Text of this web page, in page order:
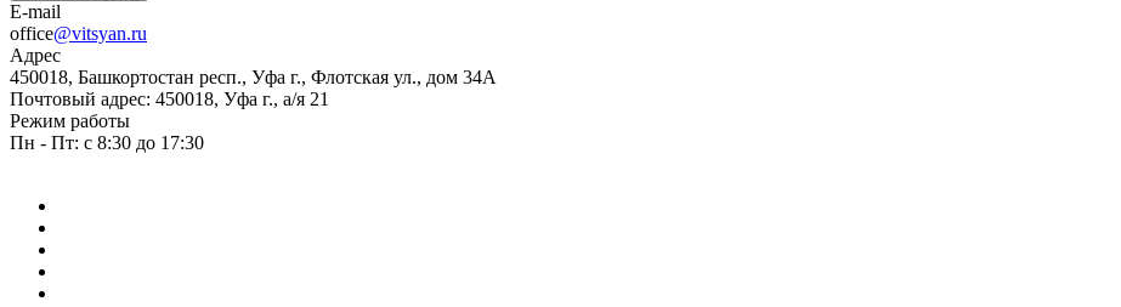
E-mail
office@vitsyan.ru
Адрес
450018, Башкортостан респ., Уфа г., Флотская ул., дом 34А
Почтовый адрес: 450018, Уфа г., а/я 21
Режим работы
Пн - Пт: с 8:30 до 17:30